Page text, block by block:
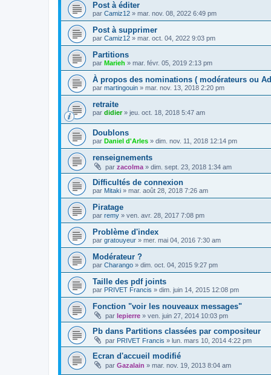
Post à éditer
par Camiz12 » mar. nov. 08, 2022 6:49 pm
Post à supprimer
par Camiz12 » mar. oct. 04, 2022 9:03 pm
Partitions
par Marieh » mar. févr. 05, 2019 2:13 pm
À propos des nominations ( modérateurs ou
par martingouin » mar. nov. 13, 2018 2:20 pm
retraite
par didier» jeu. oct. 18, 2018 5:47 am
Doublons
par Daniel d'Arles » dim. nov. 11, 2018 12:14 pm
renseignements
par zacolma » dim. sept. 23, 2018 1:34 am
Difficultés de connexion
par Mitaki » mar. août 28, 2018 7:26 am
Piratage
par remy » ven. avr. 28, 2017 7:08 pm
Problème d'index
par gratouyeur » mer. mai 04, 2016 7:30 am
Modérateur ?
par Charango » dim. oct. 04, 2015 9:27 pm
Taille des pdf joints
par PRIVET Francis » dim. juin 14, 2015 12:08 pm
Fonction "voir les nouveaux messages"
par lepierre » ven. juin 27, 2014 10:03 pm
Pb dans Partitions classées par compositeur
par PRIVET Francis » lun. mars 10, 2014 4:22 pm
Ecran d'accueil modifié
par Gazalain » mar. nov. 19, 2013 8:04 am